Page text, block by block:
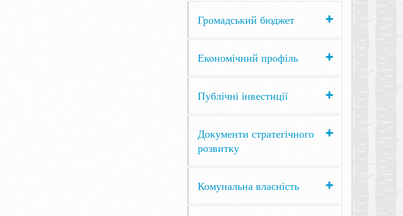
Громадський бюджет
Економічний профіль
Публічні інвестиції
Документи стратегічного
розвитку
Комунальна власність